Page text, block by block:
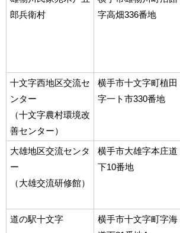
郎兵衛村
字高畑336番地
十文字西地区交流セ
ンター
（十文字農村環境改
善センター）
横手市十文字町植田
字一ト市330番地
大雄地区交流センタ
ー
（大雄交流研修館）
横手市大雄字本庄道
下10番地
道の駅十文字
横手市十文字町字海